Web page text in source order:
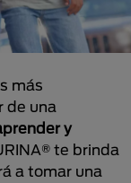
más
de una
y
te brinda
a tomar una